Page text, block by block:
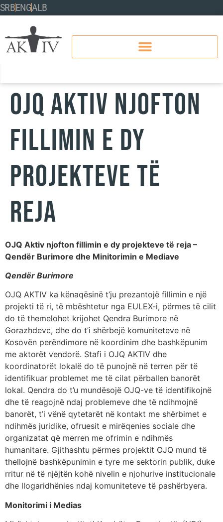
SRBENGALB
OJQ AKTIV NJOFTON
FILLIMIN E DY
PROJEKTEVE TË
REJA
OJQ Aktiv njofton fillimin e dy projekteve të reja –
Qendër Burimore dhe Minitorimin e Mediave
Qendër Burimore
OJQ AKTIV ka kënaqësinë t’ju prezantojë fillimin e një
projekti të ri, të mbështetur nga EULEX-i, përmes të cilit
do të themelohet krijohet Qendra Burimore në
Gorazhdevc, dhe do t’i shërbejë komuniteteve në
Kosovën perëndimore në koordinim dhe bashkëpunim
me aktorët vendorë. Stafi i OJQ AKTIV dhe
koordinatorët lokalë do të punojnë në terren për të
identifikuar problemet me të cilat përballen banorët
lokal. Qendra do t’u mundësojë OJQ-ve të identifikojnë
dhe të reagojnë ndaj problemeve dhe të ndihmojnë
banorët, t’i vënë qytetarët në kontakt me shërbimet e
ndihmës juridike, ofruesit e mirëqenies sociale dhe
organizatat që merren me ofrimin e ndihmës
humanitare. Gjithashtu përmes projektit OJQ mund të
thellojnë bashkëpunimin e tyre me sektorin publik, duke
rritur në të njëjtën kohë nivelin e njohurive institucionale
dhe llogaridhënies ndaj komuniteteve të pashërbyera.
Monitorimi i Medias